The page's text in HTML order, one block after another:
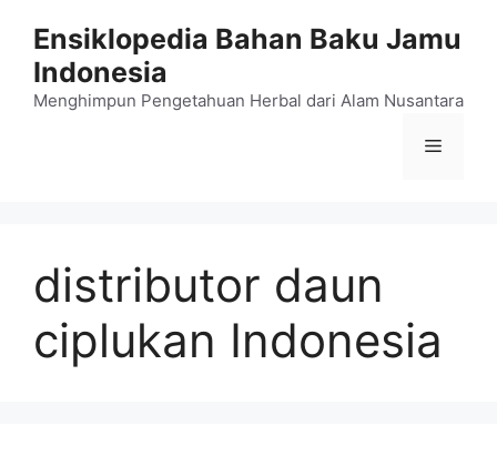
Ensiklopedia Bahan Baku Jamu
Indonesia
Menghimpun Pengetahuan Herbal dari Alam Nusantara
Menu
distributor daun
ciplukan Indonesia